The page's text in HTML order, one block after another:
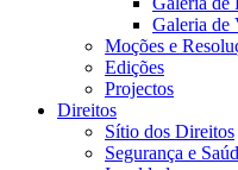
Galeria de
Moções e
Edições
Projectos
Direitos
Sítio dos Direitos
Segurança e